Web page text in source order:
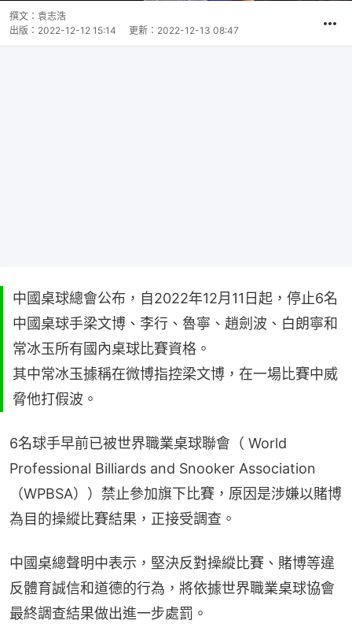
撰文： 袁志浩
出版： 2022-12-12 15:14 更新： 2022-12-13 08:47
中國桌球總會公布，自2022年12月11日起，停止6名
中國桌球手梁文博、李行、魯寧、趙劍波、白朗寧和
常冰玉所有國內桌球比賽資格。
其中常冰玉據稱在微博指控梁文博，在一場比賽中威
脅他打假波。
6名球手早前已被世界職業桌球聯會（ World
Professional Billiards and Snooker Association
（WPBSA））禁止參加旗下比賽，原因是涉嫌以賭博
為目的操縱比賽結果，正接受調查。
中國桌總聲明中表示，堅決反對操縱比賽、賭博等違
反體育誠信和道德的行為，將依據世界職業桌球協會
最終調查結果做出進一步處罰。